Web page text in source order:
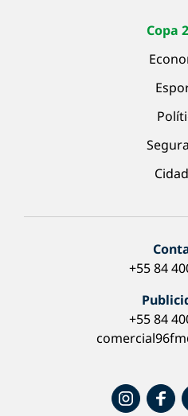
Copa
+55 84
+55 84